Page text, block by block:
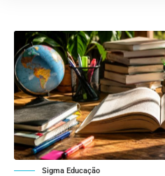
Sigma Educação